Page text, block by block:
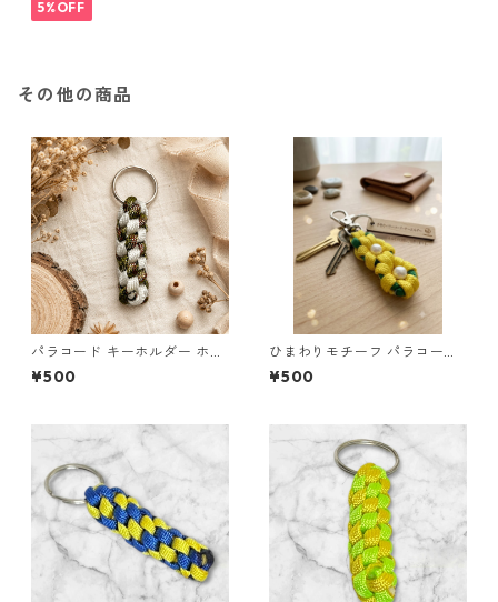
5%OFF
その他の商品
パラコード キーホルダー ホワ
イト× グリーン・ブラウン ハ
ンドメイド 国産 本革 ヌメ革
¥500
ひまわりモチーフ パラコード
キーホルダー s44 アウトドア
¥500